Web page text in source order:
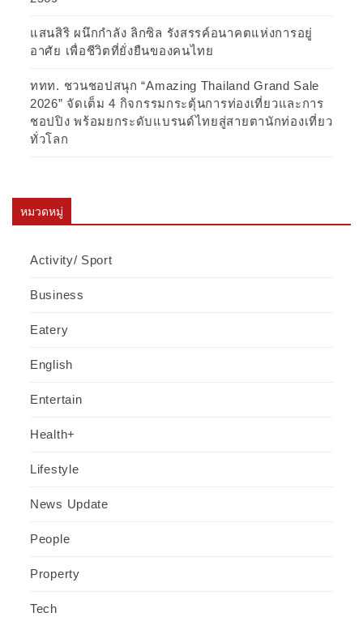
แสนสิริ ผนึกกำลัง ลิกซิล รังสรรค์อนาคตแห่งการอยู่
อาศัย เพื่อชีวิตที่ยั่งยืนของคนไทย
ททท. ชวนชอปสนุก “Amazing Thailand Grand Sale
2026” จัดเต็ม 4 กิจกรรมกระตุ้นการท่องเที่ยวและการ
ชอปปิง พร้อมยกระดับแบรนด์ไทยสู่สายตานักท่องเที่ยว
ทั่วโลก
หมวดหมู่
Activity/ Sport
Business
Eatery
English
Entertain
Health+
Lifestyle
News Update
People
Property
Tech